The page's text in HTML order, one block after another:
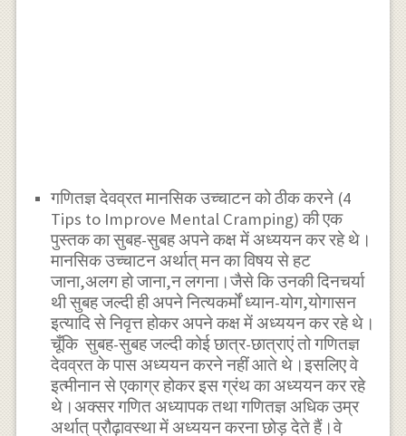
गणितज्ञ देवव्रत मानसिक उच्चाटन को ठीक करने (4
Tips to Improve Mental Cramping) की एक
पुस्तक का सुबह-सुबह अपने कक्ष में अध्ययन कर रहे थे।
मानसिक उच्चाटन अर्थात् मन का विषय से हट
जाना,अलग हो जाना,न लगना।जैसे कि उनकी दिनचर्या
थी सुबह जल्दी ही अपने नित्यकर्मों ध्यान-योग,योगासन
इत्यादि से निवृत्त होकर अपने कक्ष में अध्ययन कर रहे थे।
चूँकि सुबह-सुबह जल्दी कोई छात्र-छात्राएं तो गणितज्ञ
देवव्रत के पास अध्ययन करने नहीं आते थे।इसलिए वे
इत्मीनान से एकाग्र होकर इस ग्रंथ का अध्ययन कर रहे
थे।अक्सर गणित अध्यापक तथा गणितज्ञ अधिक उम्र
अर्थात् प्रौढ़ावस्था में अध्ययन करना छोड़ देते हैं।वे